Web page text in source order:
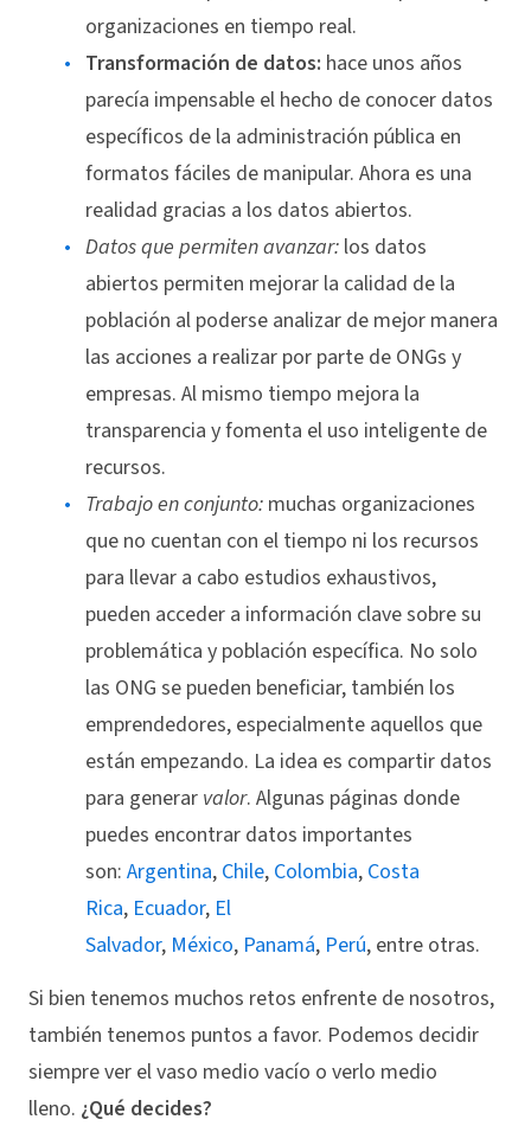
organizaciones en tiempo real.
Transformación de datos: hace unos años
parecía impensable el hecho de conocer datos
específicos de la administración pública en
formatos fáciles de manipular. Ahora es una
realidad gracias a los datos abiertos.
Datos que permiten avanzar: los datos
abiertos permiten mejorar la calidad de la
población al poderse analizar de mejor manera
las acciones a realizar por parte de ONGs y
empresas. Al mismo tiempo mejora la
transparencia y fomenta el uso inteligente de
recursos.
Trabajo en conjunto: muchas organizaciones
que no cuentan con el tiempo ni los recursos
para llevar a cabo estudios exhaustivos,
pueden acceder a información clave sobre su
problemática y población específica. No solo
las ONG se pueden beneficiar, también los
emprendedores, especialmente aquellos que
están empezando. La idea es compartir datos
para generar valor. Algunas páginas donde
puedes encontrar datos importantes
son: Argentina, Chile, Colombia, Costa
Rica, Ecuador, El
Salvador, México, Panamá, Perú, entre otras.
Si bien tenemos muchos retos enfrente de nosotros,
también tenemos puntos a favor. Podemos decidir
siempre ver el vaso medio vacío o verlo medio
lleno. ¿Qué decides?